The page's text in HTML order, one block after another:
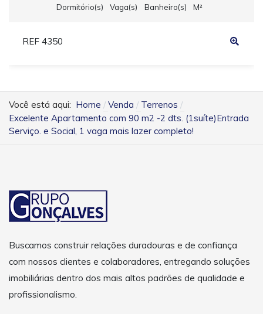
Dormitório(s)
Vaga(s)
Banheiro(s)
M²
REF 4350
Você está aqui: Home Venda
Terrenos
Excelente Apartamento com 90 m2 -2 dts. (1suíte)Entrada
Serviço. e Social, 1 vaga mais lazer completo!
Buscamos construir relações duradouras e de confiança
com nossos clientes e colaboradores, entregando soluções
imobiliárias dentro dos mais altos padrões de qualidade e
profissionalismo.